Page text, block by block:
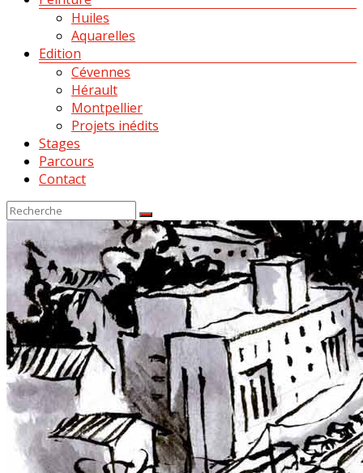
Huiles
Aquarelles
Edition
Cévennes
Hérault
Montpellier
Projets inédits
Stages
Parcours
Contact